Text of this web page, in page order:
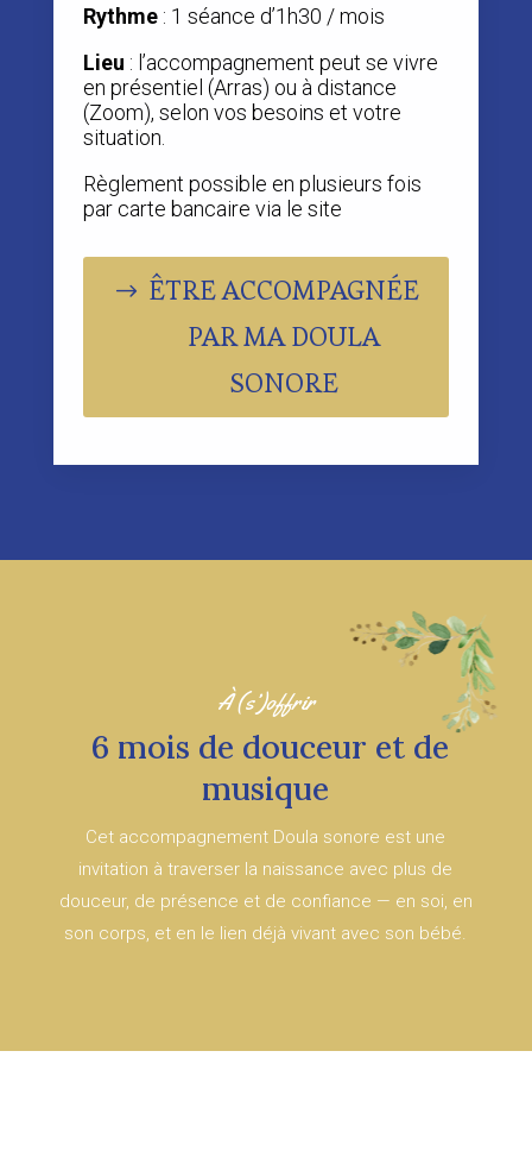
Rythme: 1 séance d’1h30 / mois
Lieu : l’accompagnement peut se vivre
en présentiel (Arras) ou à distance
(Zoom), selon vos besoins et votre
situation.
Règlement possible en plusieurs fois
par carte bancaire via le site
ÊTRE ACCOMPAGNÉE
PAR MA DOULA
SONORE
À (s’)offrir
6 mois de douceur et de
musique
Cet accompagnement Doula sonore est une
invitation à traverser la naissance avec plus de
douceur, de présence et de confiance — en soi, en
son corps, et en le lien déjà vivant avec son bébé.